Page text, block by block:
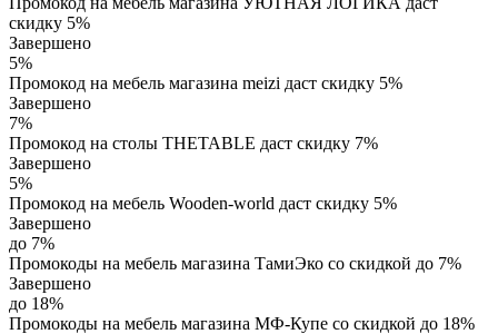
скидку 5%
Завершено
5%
Промокод на мебель магазина meizi даст скидку 5%
Завершено
7%
Промокод на столы THETABLE даст скидку 7%
Завершено
5%
Промокод на мебель Wooden-world даст скидку 5%
Завершено
до 7%
Промокоды на мебель магазина ТамиЭко со скидкой до 7%
Завершено
до 18%
Промокоды на мебель магазина МФ-Купе со скидкой до 18%